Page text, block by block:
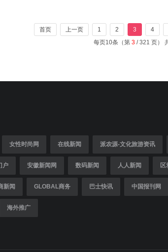
首页 上一页 1 2 3 4
每页10条（第 3 / 321 页）
女性时尚网 在线新闻 派农源-文化旅游资讯
户 安徽新闻网 数码新闻 人人新闻 区
新闻 GLOBAL商务 巴士快讯 中国报刊网
海外推广